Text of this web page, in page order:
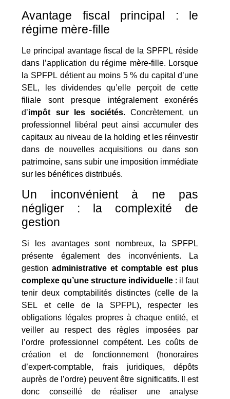
Avantage fiscal principal : le
régime mère-fille
Le principal avantage fiscal de la SPFPL réside
dans l’application du régime mère-fille. Lorsque
la SPFPL détient au moins 5 % du capital d’une
SEL, les dividendes qu’elle perçoit de cette
filiale sont presque intégralement exonérés
d’impôt sur les sociétés. Concrètement, un
professionnel libéral peut ainsi accumuler des
capitaux au niveau de la holding et les réinvestir
dans de nouvelles acquisitions ou dans son
patrimoine, sans subir une imposition immédiate
sur les bénéfices distribués.
Un inconvénient à ne pas
négliger : la complexité de
gestion
Si les avantages sont nombreux, la SPFPL
présente également des inconvénients. La
gestionadministrative et comptable est plus
complexe qu’une structure individuelle : il faut
tenir deux comptabilités distinctes (celle de la
SEL et celle de la SPFPL), respecter les
obligations légales propres à chaque entité, et
veiller au respect des règles imposées par
l’ordre professionnel compétent. Les coûts de
création et de fonctionnement (honoraires
d’expert-comptable, frais juridiques, dépôts
auprès de l’ordre) peuvent être significatifs. Il est
donc conseillé de réaliser une analyse